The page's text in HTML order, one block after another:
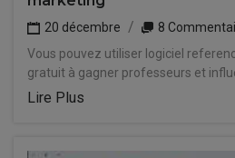
20 décembre
8
Vous pouvez utiliser logiciel
gratuit à gagner professeurs et
Lire Plus